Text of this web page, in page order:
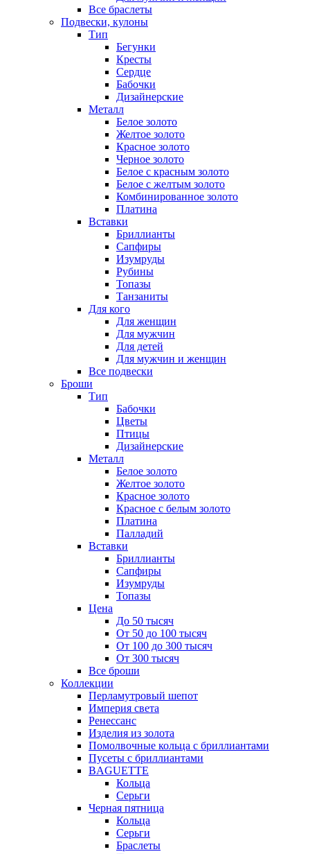
Все браслеты
Подвески, кулоны
Тип
Бегунки
Кресты
Сердце
Бабочки
Дизайнерские
Металл
Белое золото
Желтое золото
Красное золото
Черное золото
Белое с красным золото
Белое с желтым золото
Комбинированное золото
Платина
Вставки
Бриллианты
Сапфиры
Изумруды
Рубины
Топазы
Танзаниты
Для кого
Для женщин
Для мужчин
Для детей
Для мужчин и женщин
Все подвески
Броши
Тип
Бабочки
Цветы
Птицы
Дизайнерские
Металл
Белое золото
Желтое золото
Красное золото
Красное с белым золото
Платина
Палладий
Вставки
Бриллианты
Сапфиры
Изумруды
Топазы
Цена
До 50 тысяч
От 50 до 100 тысяч
От 100 до 300 тысяч
От 300 тысяч
Все броши
Коллекции
Перламутровый шепот
Империя света
Ренессанс
Изделия из золота
Помолвочные кольца с бриллиантами
Пусеты с бриллиантами
BAGUETTE
Кольца
Серьги
Черная пятница
Кольца
Серьги
Браслеты